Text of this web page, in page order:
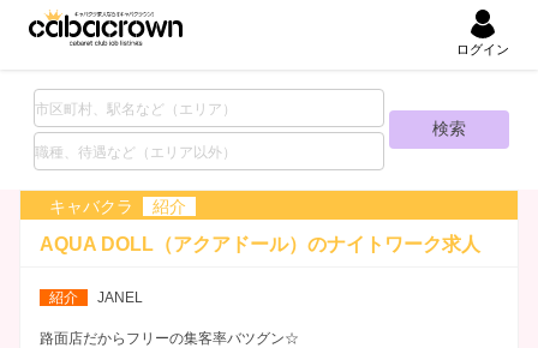
ログイン
キャバクラ 紹介
AQUA DOLL（アクアドール）のナイトワーク求人
紹介 JANEL
路面店だからフリーの集客率バツグン☆